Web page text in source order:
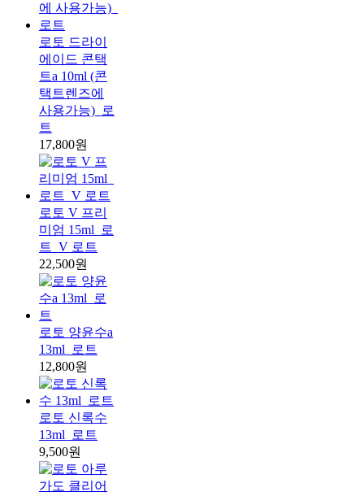
로토 드라이
에이드 콘택
트a 10ml (콘
택트렌즈에
사용가능)_로
트
17,800원
로토 V 프리
미엄 15ml_로
트_V 로트
22,500원
로토 양윤수a
13ml_로트
12,800원
로토 신록수
13ml_로트
9,500원